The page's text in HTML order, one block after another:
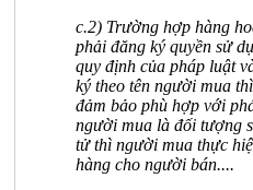
c.2) Trường hợp hàng
phải đăng ký quyền sử
quy định của pháp luật
ký theo tên người mua
đảm bảo phù hợp với
người mua là đối tượng
tử thì người mua thực
hàng cho người bán....